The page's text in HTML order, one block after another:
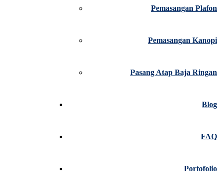
Pemasangan Plafon
Pemasangan Kanopi
Pasang Atap Baja Ringan
Blog
FAQ
Portofolio